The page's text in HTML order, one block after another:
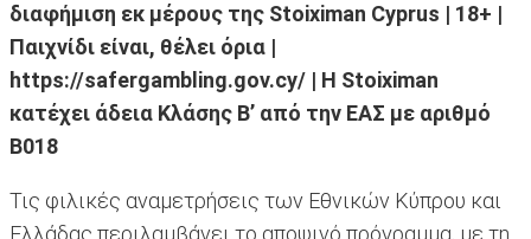
διαφήμιση εκ μέρους της Stoiximan Cyprus | 18+ |
Παιχνίδι είναι, θέλει όρια |
https://safergambling.gov.cy/ | Η Stoiximan
κατέχει άδεια Κλάσης Β’ από την ΕΑΣ με αριθμό
B018
Τις φιλικές αναμετρήσεις των Εθνικών Κύπρου και